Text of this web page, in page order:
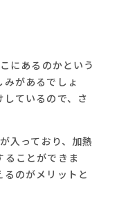
にあるのかという
があるでしょ
ているので、さ
入っており、加熱
ことができま
のがメリットと